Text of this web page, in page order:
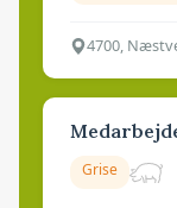
4700,
Grise